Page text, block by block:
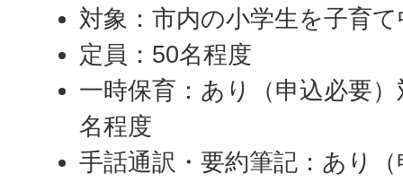
対象：市内の小学生を子育
定員：50名程度
一時保育：あり（申込必要
名程度
手話通訳・要約筆記：あり